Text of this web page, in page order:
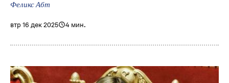
Феликс Абт
втр 16 дек 2025 4 мин.